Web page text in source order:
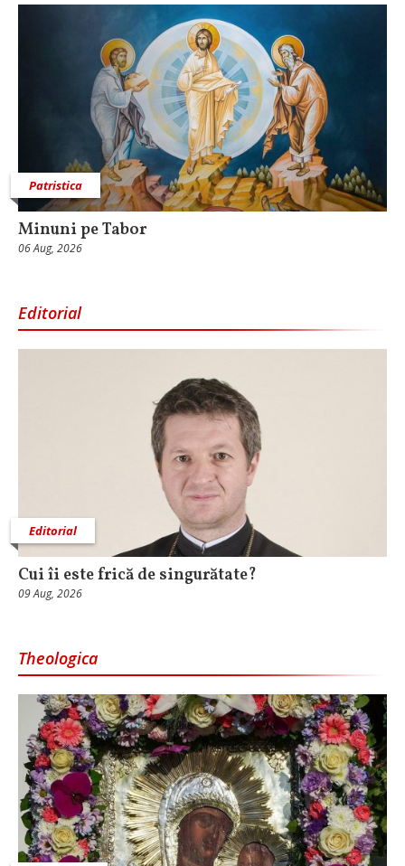
Patristica
Minuni pe Tabor
06 Aug, 2026
Editorial
Editorial
Cui îi este frică de singurătate?
09 Aug, 2026
Theologica